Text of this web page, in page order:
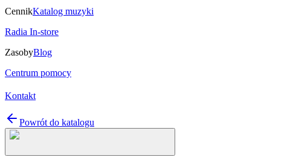
CennikKatalog muzyki
Radia In-store
ZasobyBlog
Centrum pomocy
Kontakt
Powrót do katalogu